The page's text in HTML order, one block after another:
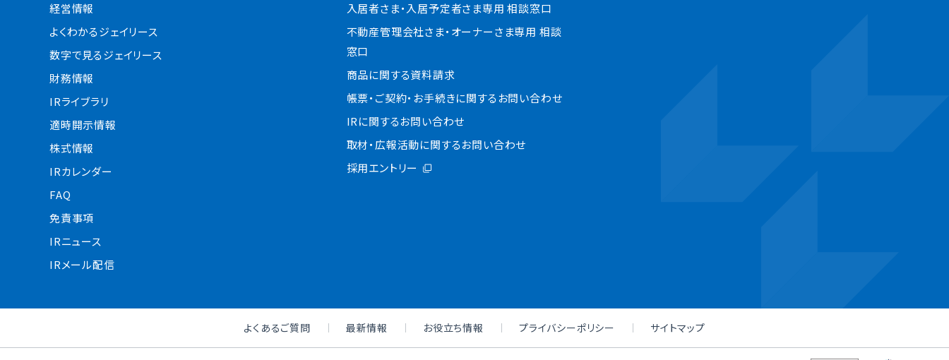
経営情報
よくわかるジェイリース
数字で見るジェイリース
財務情報
IRライブラリ
適時開示情報
株式情報
IRカレンダー
FAQ
免責事項
IRニュース
IRメール配信
入居者さま・入居予定者さま専用 相談窓口
不動産管理会社さま・オーナーさま専用 相談
窓口
商品に関する資料請求
帳票・ご契約・お手続きに関するお問い合わせ
IRに関するお問い合わせ
取材・広報活動に関するお問い合わせ
採用エントリー
よくあるご質問 最新情報 お役立ち情報 プライバシーポリシー サイトマップ